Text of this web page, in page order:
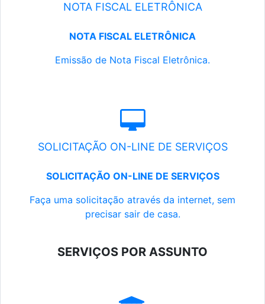
NOTA FISCAL ELETRÔNICA
NOTA FISCAL ELETRÔNICA
Emissão de Nota Fiscal Eletrônica.
SOLICITAÇÃO ON-LINE DE SERVIÇOS
SOLICITAÇÃO ON-LINE DE SERVIÇOS
Faça uma solicitação através da internet, sem
precisar sair de casa.
SERVIÇOS POR ASSUNTO